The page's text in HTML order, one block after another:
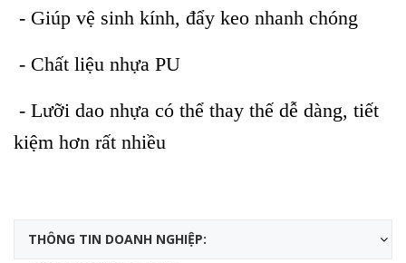
- Giúp vệ sinh kính, đẩy keo nhanh chóng
- Chất liệu nhựa PU
- Lưỡi dao nhựa có thể thay thế dễ dàng, tiết
kiệm hơn rất nhiều
THÔNG TIN DOANH NGHIỆP: